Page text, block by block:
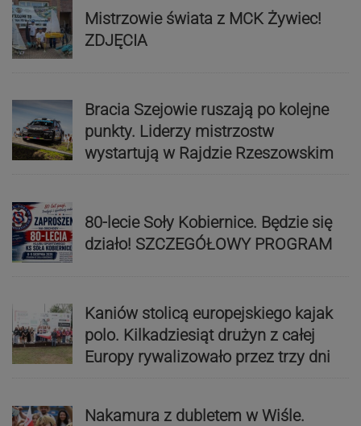
Mistrzowie świata z MCK Żywiec!
ZDJĘCIA
Bracia Szejowie ruszają po kolejne
punkty. Liderzy mistrzostw
wystartują w Rajdzie Rzeszowskim
80-lecie Soły Kobiernice. Będzie się
działo! SZCZEGÓŁOWY PROGRAM
Kaniów stolicą europejskiego kajak
polo. Kilkadziesiąt drużyn z całej
Europy rywalizowało przez trzy dni
Nakamura z dubletem w Wiśle.